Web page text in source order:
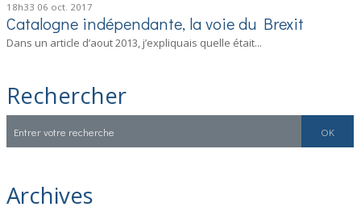
18h33 06 oct. 2017
Catalogne indépendante, la voie du Brexit
Dans un article d’aout 2013, j’expliquais quelle était...
Rechercher
Archives